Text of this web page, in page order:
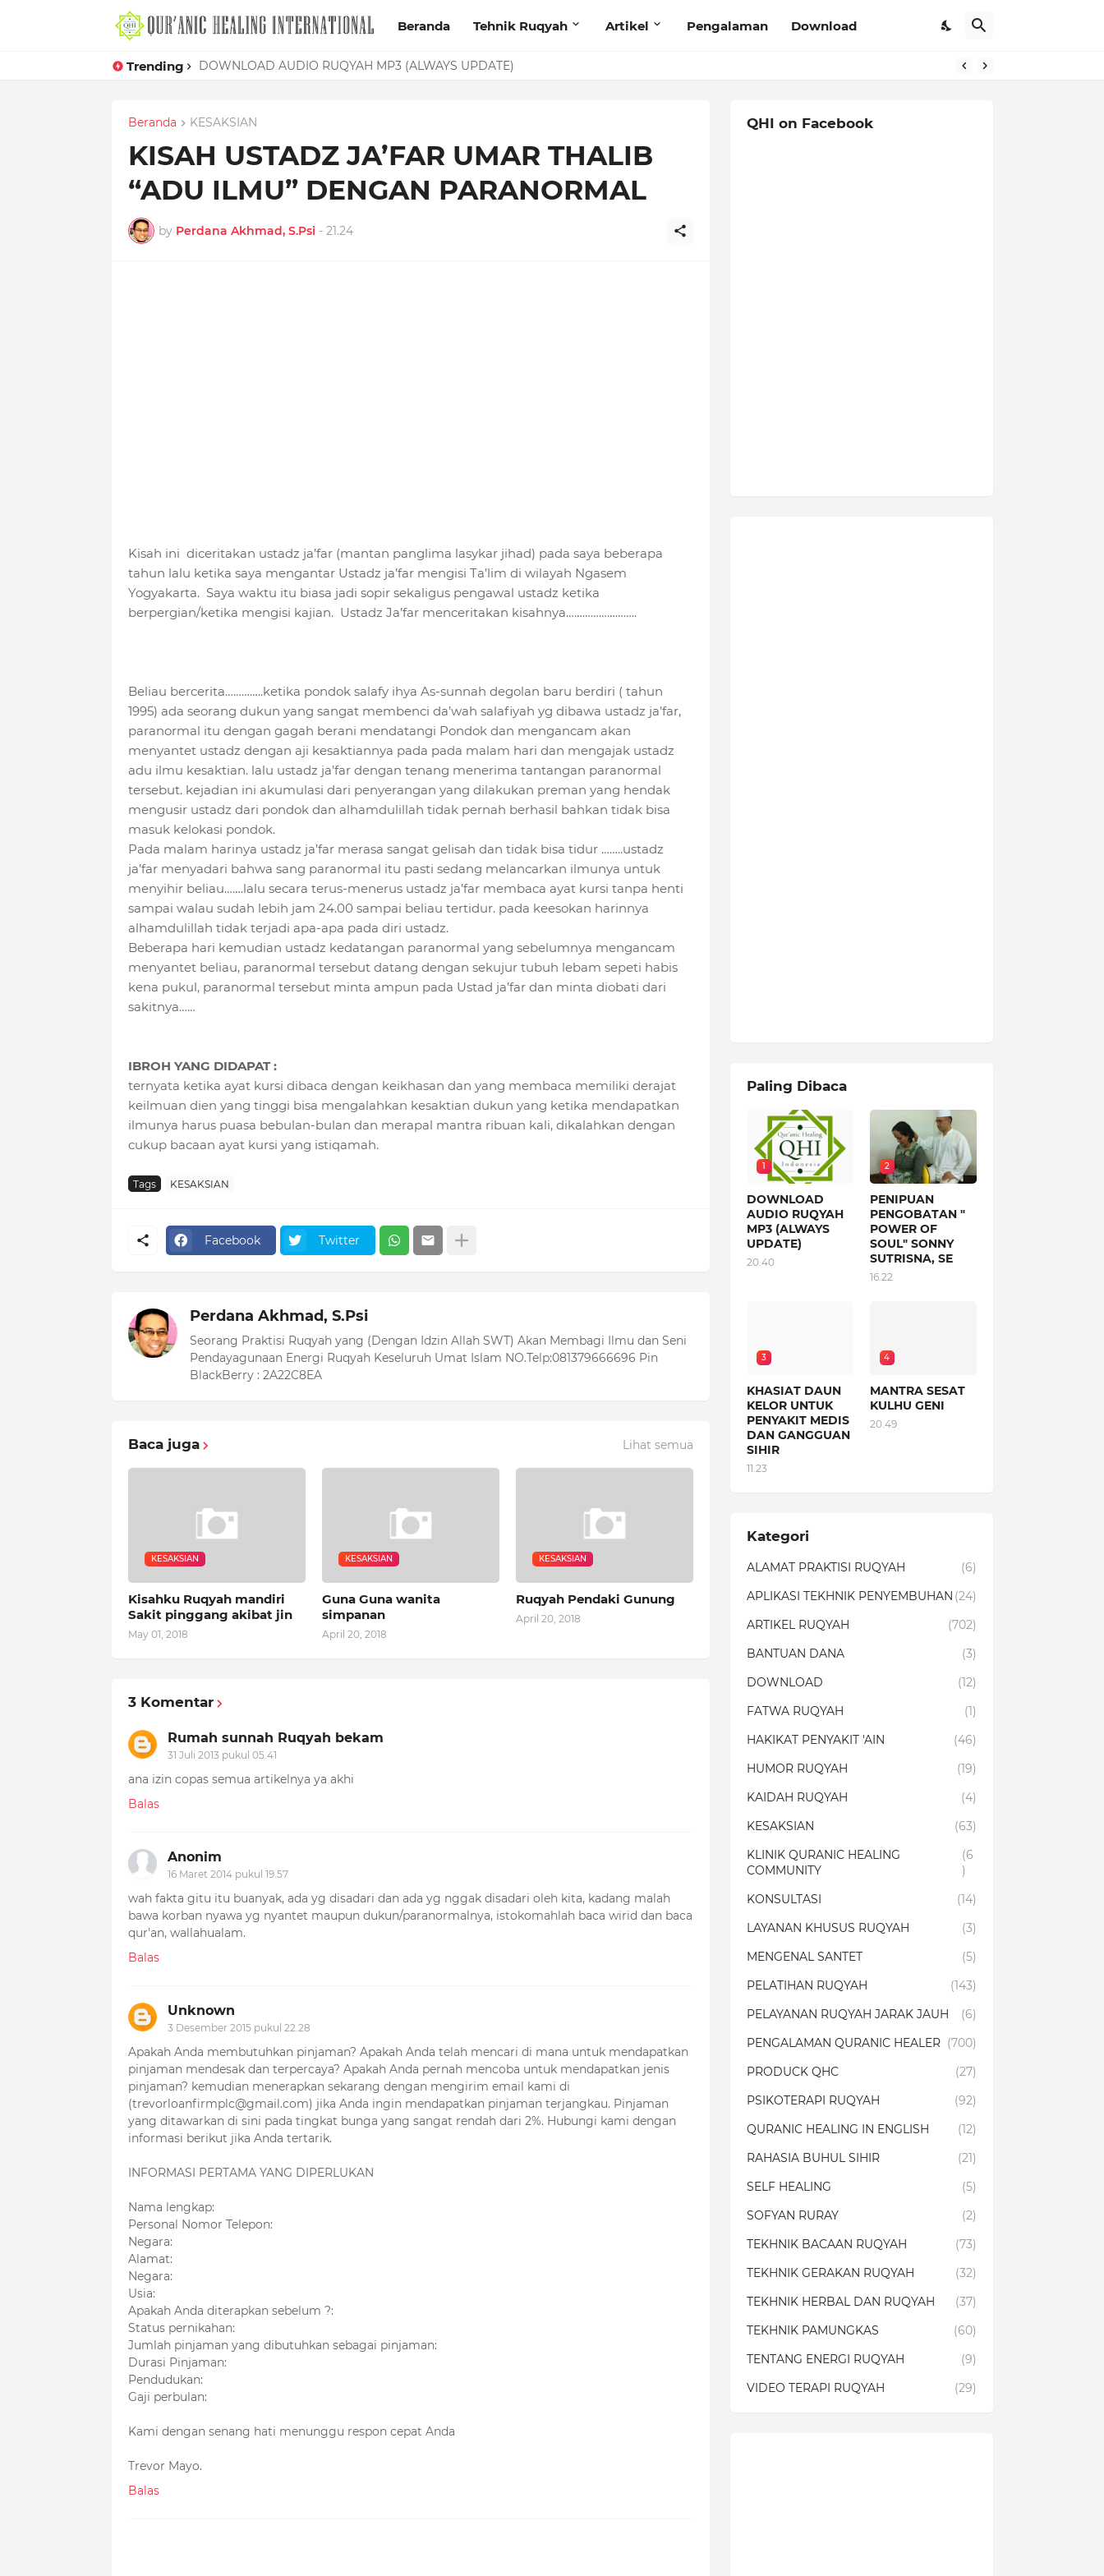
Beranda Tehnik Ruqyah Artikel Pengalaman Download
Trending DOWNLOAD AUDIO RUQYAH MP3 (ALWAYS UPDATE)
Mudahnya Memelet Seorang Wanita Lewat Foto di Facebook
Beranda KESAKSIAN
KISAH USTADZ JA’FAR UMAR THALIB
“ADU ILMU” DENGAN PARANORMAL
by Perdana Akhmad, S.Psi - 21.24
Kisah ini diceritakan ustadz ja’far (mantan panglima lasykar jihad) pada saya beberapa
tahun lalu ketika saya mengantar Ustadz ja’far mengisi Ta’lim di wilayah Ngasem
Yogyakarta. Saya waktu itu biasa jadi sopir sekaligus pengawal ustadz ketika
berpergian/ketika mengisi kajian. Ustadz Ja’far menceritakan kisahnya……………………..
Beliau bercerita…………..ketika pondok salafy ihya As-sunnah degolan baru berdiri ( tahun
1995) ada seorang dukun yang sangat membenci da’wah salafiyah yg dibawa ustadz ja’far,
paranormal itu dengan gagah berani mendatangi Pondok dan mengancam akan
menyantet ustadz dengan aji kesaktiannya pada pada malam hari dan mengajak ustadz
adu ilmu kesaktian. lalu ustadz ja’far dengan tenang menerima tantangan paranormal
tersebut. kejadian ini akumulasi dari penyerangan yang dilakukan preman yang hendak
mengusir ustadz dari pondok dan alhamdulillah tidak pernah berhasil bahkan tidak bisa
masuk kelokasi pondok.
Pada malam harinya ustadz ja’far merasa sangat gelisah dan tidak bisa tidur ……..ustadz
ja’far menyadari bahwa sang paranormal itu pasti sedang melancarkan ilmunya untuk
menyihir beliau…….lalu secara terus-menerus ustadz ja’far membaca ayat kursi tanpa henti
sampai walau sudah lebih jam 24.00 sampai beliau tertidur. pada keesokan harinnya
alhamdulillah tidak terjadi apa-apa pada diri ustadz.
Beberapa hari kemudian ustadz kedatangan paranormal yang sebelumnya mengancam
menyantet beliau, paranormal tersebut datang dengan sekujur tubuh lebam sepeti habis
kena pukul, paranormal tersebut minta ampun pada Ustad ja’far dan minta diobati dari
sakitnya……
IBROH YANG DIDAPAT :
ternyata ketika ayat kursi dibaca dengan keikhasan dan yang membaca memiliki derajat
keilmuan dien yang tinggi bisa mengalahkan kesaktian dukun yang ketika mendapatkan
ilmunya harus puasa bebulan-bulan dan merapal mantra ribuan kali, dikalahkan dengan
cukup bacaan ayat kursi yang istiqamah.
Tags KESAKSIAN
Facebook Twitter
Perdana Akhmad, S.Psi
Seorang Praktisi Ruqyah yang (Dengan Idzin Allah SWT) Akan Membagi Ilmu dan Seni
Pendayagunaan Energi Ruqyah Keseluruh Umat Islam NO.Telp:081379666696 Pin
BlackBerry : 2A22C8EA
Baca juga Lihat semua
KESAKSIAN
Kisahku Ruqyah mandiri
Sakit pinggang akibat jin
May 01, 2018
KESAKSIAN
Guna Guna wanita
simpanan
April 20, 2018
KESAKSIAN
Ruqyah Pendaki Gunung
April 20, 2018
3 Komentar
Rumah sunnah Ruqyah bekam
31 Juli 2013 pukul 05.41
ana izin copas semua artikelnya ya akhi
Balas
Anonim
16 Maret 2014 pukul 19.57
wah fakta gitu itu buanyak, ada yg disadari dan ada yg nggak disadari oleh kita, kadang malah
bawa korban nyawa yg nyantet maupun dukun/paranormalnya, istokomahlah baca wirid dan baca
qur'an, wallahualam.
Balas
Unknown
3 Desember 2015 pukul 22.28
Apakah Anda membutuhkan pinjaman? Apakah Anda telah mencari di mana untuk mendapatkan
pinjaman mendesak dan terpercaya? Apakah Anda pernah mencoba untuk mendapatkan jenis
pinjaman? kemudian menerapkan sekarang dengan mengirim email kami di
(trevorloanfirmplc@gmail.com) jika Anda ingin mendapatkan pinjaman terjangkau. Pinjaman
yang ditawarkan di sini pada tingkat bunga yang sangat rendah dari 2%. Hubungi kami dengan
informasi berikut jika Anda tertarik.
INFORMASI PERTAMA YANG DIPERLUKAN
Nama lengkap:
Personal Nomor Telepon:
Negara:
Alamat:
Negara:
Usia:
Apakah Anda diterapkan sebelum ?:
Status pernikahan:
Jumlah pinjaman yang dibutuhkan sebagai pinjaman:
Durasi Pinjaman:
Pendudukan:
Gaji perbulan:
Kami dengan senang hati menunggu respon cepat Anda
Trevor Mayo.
Balas
QHI on Facebook
Paling Dibaca
1
DOWNLOAD
AUDIO RUQYAH
MP3 (ALWAYS
UPDATE)
20.40
2
PENIPUAN
PENGOBATAN "
POWER OF
SOUL" SONNY
SUTRISNA, SE
16.22
3
KHASIAT DAUN
KELOR UNTUK
PENYAKIT MEDIS
DAN GANGGUAN
SIHIR
11.23
4
MANTRA SESAT
KULHU GENI
20.49
Kategori
ALAMAT PRAKTISI RUQYAH
(6)
APLIKASI TEKHNIK PENYEMBUHAN (24)
ARTIKEL RUQYAH
(702)
BANTUAN DANA
(3)
DOWNLOAD
(12)
FATWA RUQYAH
(1)
HAKIKAT PENYAKIT 'AIN
(46)
HUMOR RUQYAH
(19)
KAIDAH RUQYAH
(4)
KESAKSIAN
(63)
KLINIK QURANIC HEALING
COMMUNITY
(6
)
KONSULTASI
(14)
LAYANAN KHUSUS RUQYAH
(3)
MENGENAL SANTET
(5)
PELATIHAN RUQYAH
(143)
PELAYANAN RUQYAH JARAK JAUH
(6)
PENGALAMAN QURANIC HEALER (700)
PRODUCK QHC
(27)
PSIKOTERAPI RUQYAH
(92)
QURANIC HEALING IN ENGLISH
(12)
RAHASIA BUHUL SIHIR
(21)
SELF HEALING
(5)
SOFYAN RURAY
(2)
TEKHNIK BACAAN RUQYAH
(73)
TEKHNIK GERAKAN RUQYAH
(32)
TEKHNIK HERBAL DAN RUQYAH
(37)
TEKHNIK PAMUNGKAS
(60)
TENTANG ENERGI RUQYAH
(9)
VIDEO TERAPI RUQYAH
(29)